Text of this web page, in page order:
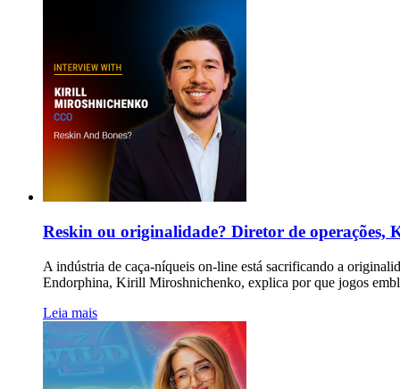
Reskin ou originalidade? Diretor de
A indústria de caça-níqueis on-line está sacrificando a
Endorphina, Kirill Miroshnichenko, explica por que jogos
Leia mais